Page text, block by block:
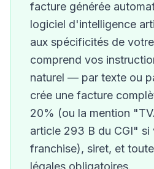
facture générée
logiciel d'intelligence
aux spécificités de
comprend vos
naturel — par texte ou
crée une facture
20% (ou la mention
article 293 B du CGI" si
franchise), siret, et
légales obligatoires.